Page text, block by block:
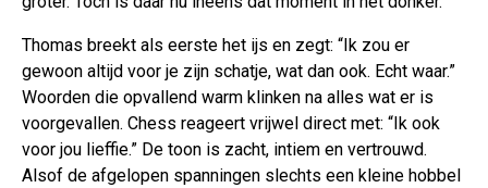
Thomas breekt als eerste het ijs en zegt: “Ik zou er
gewoon altijd voor je zijn schatje, wat dan ook. Echt waar.”
Woorden die opvallend warm klinken na alles wat er is
voorgevallen. Chess reageert vrijwel direct met: “Ik ook
voor jou lieffie.” De toon is zacht, intiem en vertrouwd.
Alsof de afgelopen spanningen slechts een kleine hobbel